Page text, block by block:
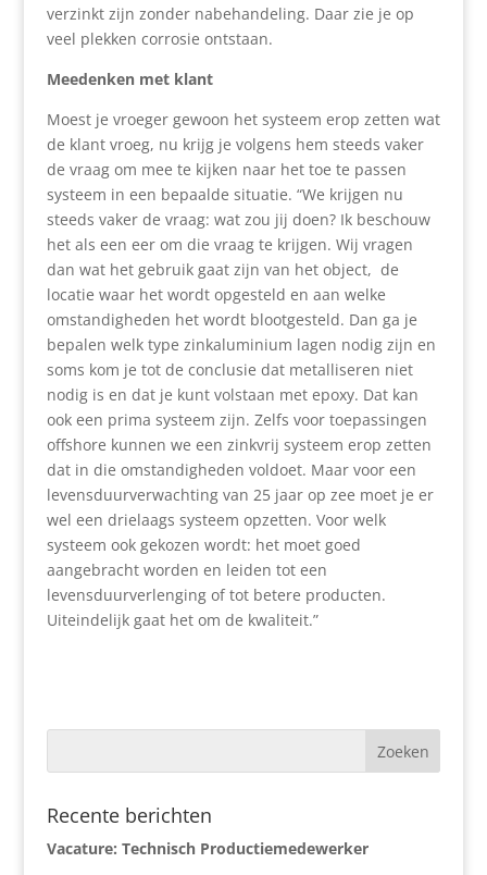
verzinkt zijn zonder nabehandeling. Daar zie je op
veel plekken corrosie ontstaan.
Meedenken met klant
Moest je vroeger gewoon het systeem erop zetten wat
de klant vroeg, nu krijg je volgens hem steeds vaker
de vraag om mee te kijken naar het toe te passen
systeem in een bepaalde situatie. “We krijgen nu
steeds vaker de vraag: wat zou jij doen? Ik beschouw
het als een eer om die vraag te krijgen. Wij vragen
dan wat het gebruik gaat zijn van het object, de
locatie waar het wordt opgesteld en aan welke
omstandigheden het wordt blootgesteld. Dan ga je
bepalen welk type zinkaluminium lagen nodig zijn en
soms kom je tot de conclusie dat metalliseren niet
nodig is en dat je kunt volstaan met epoxy. Dat kan
ook een prima systeem zijn. Zelfs voor toepassingen
offshore kunnen we een zinkvrij systeem erop zetten
dat in die omstandigheden voldoet. Maar voor een
levensduurverwachting van 25 jaar op zee moet je er
wel een drielaags systeem opzetten. Voor welk
systeem ook gekozen wordt: het moet goed
aangebracht worden en leiden tot een
levensduurverlenging of tot betere producten.
Uiteindelijk gaat het om de kwaliteit.”
Recente berichten
Vacature: Technisch Productiemedewerker